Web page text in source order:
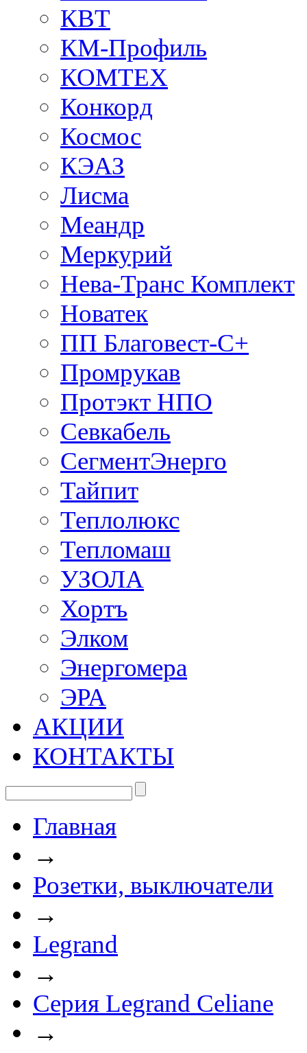
КВТ
КМ-Профиль
КОМТЕХ
Конкорд
Космос
КЭАЗ
Лисма
Меандр
Меркурий
Нева-Транс Комплект
Новатек
ПП Благовест-С+
Промрукав
Протэкт НПО
Севкабель
СегментЭнерго
Тайпит
Теплолюкс
Тепломаш
УЗОЛА
Хортъ
Элком
Энергомера
ЭРА
АКЦИИ
КОНТАКТЫ
Главная
→
Розетки, выключатели
→
Legrand
→
Серия Legrand Celiane
→